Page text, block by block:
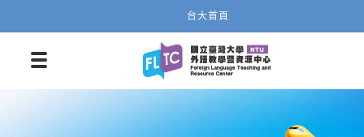
台大首頁